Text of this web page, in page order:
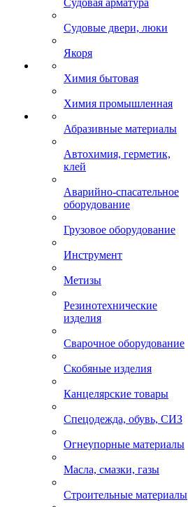
Судовая арматура
Судовые двери, люки
Якоря
Химия бытовая
Химия промышленная
Абразивные материалы
Автохимия, герметик,
клей
Аварийно-спасательное
оборудование
Грузовое оборудование
Инструмент
Метизы
Резинотехнические
изделия
Сварочное оборудование
Скобяные изделия
Канцелярские товары
Спецодежда, обувь, СИЗ
Огнеупорные материалы
Масла, смазки, газы
Строительные материалы